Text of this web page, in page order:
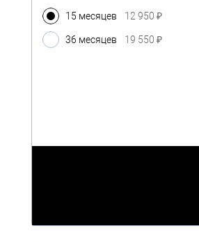
15 месяцев 12 950 ₽
36 месяцев 19 550 ₽